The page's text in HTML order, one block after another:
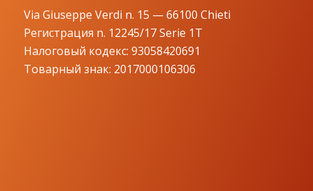
Via Giuseppe Verdi n. 15 — 66100 Chieti
Регистрация n. 12245/17 Serie 1T
Налоговый кодекс: 93058420691
Товарный знак: 2017000106306